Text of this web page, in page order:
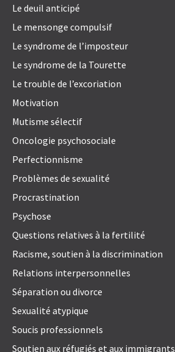
Le deuil anticipé
Le mensonge compulsif
Le syndrome de l’imposteur
Le syndrome de la Tourette
Le trouble de l’excoriation
Motivation
Mutisme sélectif
Oncologie psychosociale
Perfectionnisme
Problèmes de sexualité
Procrastination
Psychose
Questions relatives à la fertilité
Racisme, soutien à la discrimination
Relations interpersonnelles
Séparation ou divorce
Sexualité atypique
Soucis professionnels
Soutien aux réfugiés et aux immigrants